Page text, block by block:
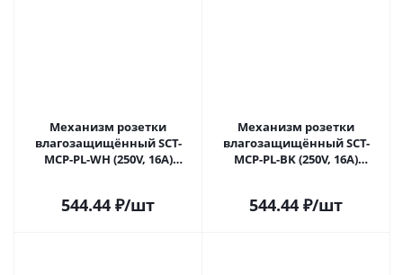
Механизм розетки
влагозащищённый SCT-
MCP-PL-WH (250V, 16A)
544.44 ₽/шт
Механизм розетки
влагозащищённый SCT-
MCP-PL-BK (250V, 16A)
544.44 ₽/шт